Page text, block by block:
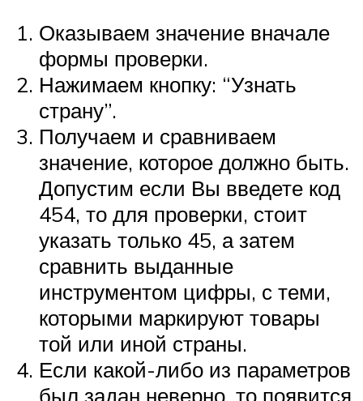
Оказываем значение вначале
формы проверки.
Нажимаем кнопку: “Узнать
страну”.
Получаем и сравниваем
значение, которое должно быть.
Допустим если Вы введете код
454, то для проверки, стоит
указать только 45, а затем
сравнить выданные
инструментом цифры, с теми,
которыми маркируют товары
той или иной страны.
Если какой-либо из параметров
был задан неверно, то появится